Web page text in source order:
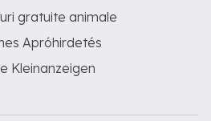
gratuite animale
Apróhirdetés
Kleinanzeigen